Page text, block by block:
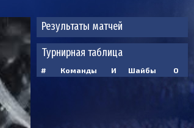
Результаты матчей
Турнирная таблица
# Команды И Шайбы О